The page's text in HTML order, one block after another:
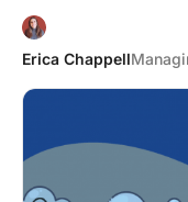
Erica Chappell